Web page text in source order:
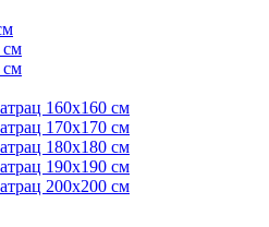
см
см
160х160 см
170х170 см
180х180 см
190х190 см
200х200 см